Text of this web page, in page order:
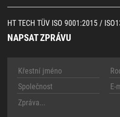
HT TECH TÜV ISO 9001:2015 /
NAPSAT ZPRÁVU